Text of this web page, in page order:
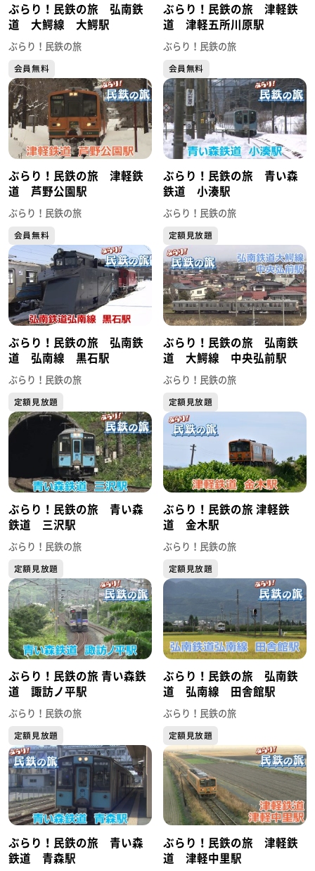
ぶらり！民鉄の旅 弘南鉄
道 大鰐線 大鰐駅
ぶらり！民鉄の旅
会員無料
ぶらり！民鉄の旅 津軽鉄
道 津軽五所川原駅
ぶらり！民鉄の旅
会員無料
ぶらり！民鉄の旅 津軽鉄
道 芦野公園駅
ぶらり！民鉄の旅
会員無料
ぶらり！民鉄の旅 青い森
鉄道 小湊駅
ぶらり！民鉄の旅
定額見放題
ぶらり！民鉄の旅 弘南鉄
道 弘南線 黒石駅
ぶらり！民鉄の旅
定額見放題
ぶらり！民鉄の旅 弘南鉄
道 大鰐線 中央弘前駅
ぶらり！民鉄の旅
定額見放題
ぶらり！民鉄の旅 青い森
鉄道 三沢駅
ぶらり！民鉄の旅
定額見放題
ぶらり！民鉄の旅 津軽鉄
道 金木駅
ぶらり！民鉄の旅
定額見放題
ぶらり！民鉄の旅 青い森鉄
道 諏訪ノ平駅
ぶらり！民鉄の旅
定額見放題
ぶらり！民鉄の旅 弘南鉄
道 弘南線 田舎館駅
ぶらり！民鉄の旅
定額見放題
ぶらり！民鉄の旅 青い森
鉄道 青森駅
ぶらり！民鉄の旅 津軽鉄
道 津軽中里駅